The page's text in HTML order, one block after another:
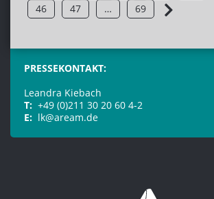
46
47 … 69
PRESSEKONTAKT:
Leandra Kiebach
T: +49 (0)211 30 20 60 4-2
E: lk@aream.de